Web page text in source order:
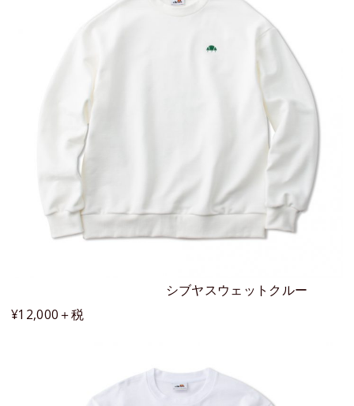
シブヤスウェットクルー
¥12,000＋税